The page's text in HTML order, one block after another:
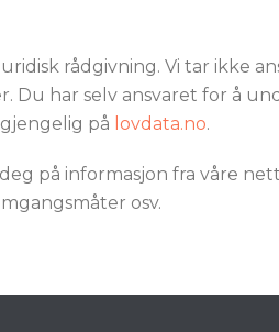
rådgivning. Vi tar ikke
har selv ansvaret for å
på lovdata.no.
på informasjon fra våre
osv.